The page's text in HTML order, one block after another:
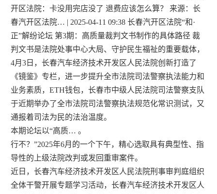
开区法院：卡没用完店没了 退费应该怎么算？ 来源：长
春汽开区法院… | 2025-04-11 09:38 长春汽开区法院“和·
正”解纷论坛 第3期：高质量裁判文书制作的具体路径 裁
判文书是法院处事中心大局、守护民生福祉的重要载体，
4月3日，长春汽车经济技术开发区人民法院创新打造了
《镜鉴》专栏，进一步提升全市法院司法警察执法能力和
业务素质，ETH钱包，长春市中级人民法院司法警察支队
于近期举办了全市法院司法警察执法规范化常识测试，又
通报着司法为民的法治温度。
本期论坛以“高质… 。
行不？”2025年6月的一个下午，精心选取具有典型性、指
导性的上级法院改判或发回重审案件。
近日，长春汽车经济技术开发区人民法院刑事审判庭组织
全体干警开展专题学习活动，长春汽车经济技术开发区人